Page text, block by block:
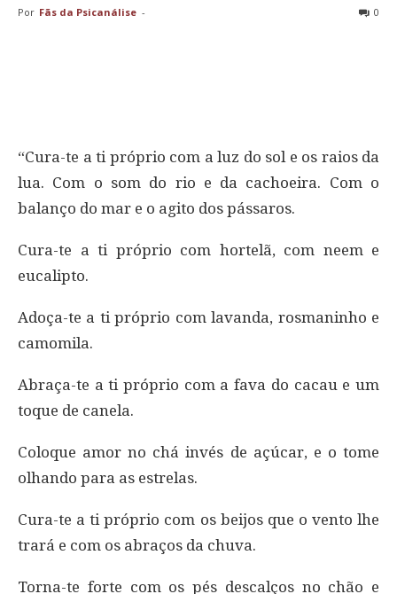
Por Fãs da Psicanálise - 0
“Cura-te a ti próprio com a luz do sol e os raios da
lua. Com o som do rio e da cachoeira. Com o
balanço do mar e o agito dos pássaros.
Cura-te a ti próprio com hortelã, com neem e
eucalipto.
Adoça-te a ti próprio com lavanda, rosmaninho e
camomila.
Abraça-te a ti próprio com a fava do cacau e um
toque de canela.
Coloque amor no chá invés de açúcar, e o tome
olhando para as estrelas.
Cura-te a ti próprio com os beijos que o vento lhe
trará e com os abraços da chuva.
Torna-te forte com os pés descalços no chão e